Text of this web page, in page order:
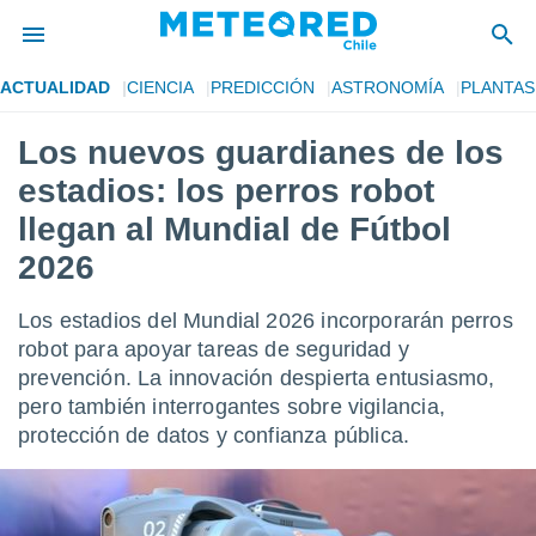
de
por
para
la
que se
calidad.
las
forma
digital
basada
ACTUALIDAD CIENCIA PREDICCIÓN ASTRONOMÍA PLANTAS
Los nuevos guardianes de los
estadios: los perros robot
llegan al Mundial de Fútbol
2026
Los estadios del Mundial 2026 incorporarán perros
robot para apoyar tareas de seguridad y
prevención. La innovación despierta entusiasmo,
pero también interrogantes sobre vigilancia,
protección de datos y confianza pública.